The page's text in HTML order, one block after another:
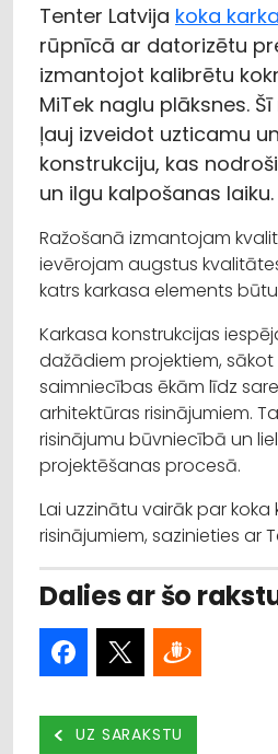
Tenter Latvija koka
rūpnīcā ar datorizētu
izmantojot kalibrētu
MiTek naglu plāksnes.
ļauj izveidot uzticamu
konstrukciju, kas
un ilgu kalpošanas laiku.
Ražošanā izmantojam
ievērojam augstus
katrs karkasa elements
Karkasa konstrukcijas
dažādiem projektiem, sākot
saimniecības ēkām līdz
arhitektūras risinājumiem.
risinājumu būvniecībā un
projektēšanas procesā.
Lai uzzinātu vairāk par koka
risinājumiem, sazinieties ar
Dalies ar šo
UZ SARAKSTU